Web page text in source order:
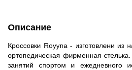
Описание
Кроссовки Royyna - изготовлени из
ортопедическая фирменная
занятий спортом и ежедневного